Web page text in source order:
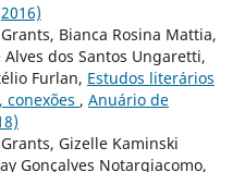
Bianca Rosina Mattia,
dos Santos Ungaretti,
Furlan, Estudos literários
, Anuário de
Gizelle Kaminski
Gonçalves Notargiacomo,